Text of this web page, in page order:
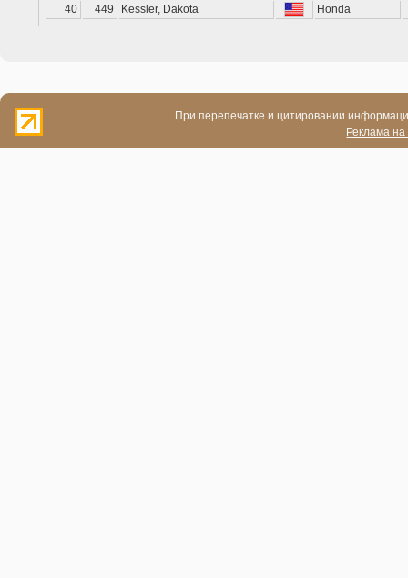
40
449 Kessler, Dakota Honda
При перепечатке и цитировании
Реклама на